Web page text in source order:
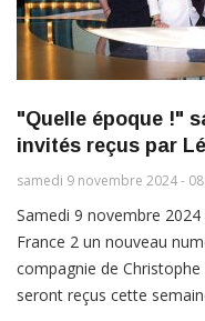
"Quelle époque !"
invités reçus par
samedi 9 novembre 2024 -
Samedi 9 novembre
France 2 un nouveau
compagnie de
seront reçus cette